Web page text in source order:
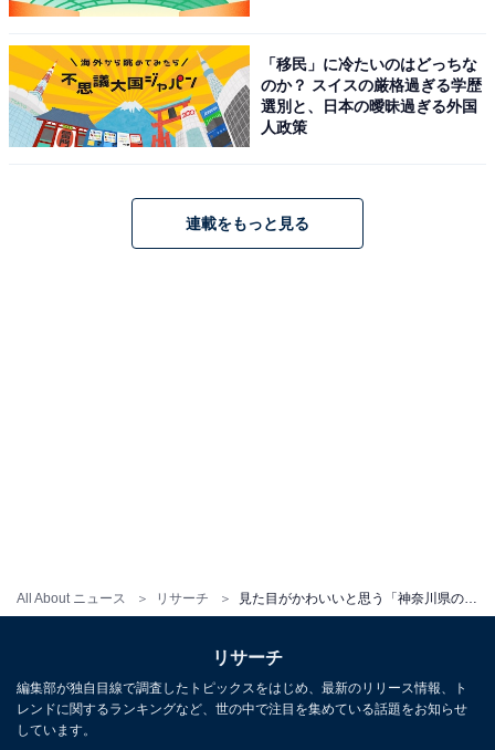
All About ニュース リサーチ
「移民」に冷たいのはどっちな
のか？ スイスの厳格過ぎる学歴
選別と、日本の曖昧過ぎる外国
人政策
連載をもっと見る
リサーチ
編集部が独自目線で調査したトピックスをはじめ、最新のリリース情報、ト
レンドに関するランキングなど、世の中で注目を集めている話題をお知らせ
しています。